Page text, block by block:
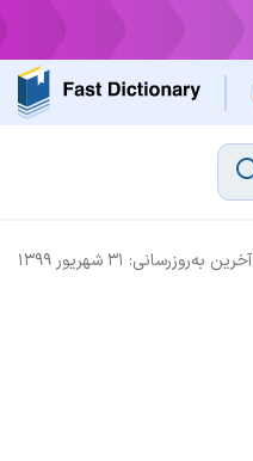
آخرین به‌روزرسانی: ۳۱ شهریور ۱۳۹۹